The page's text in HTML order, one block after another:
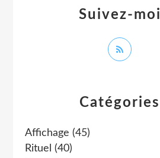
Catégories
Affichage (45)
Rituel (40)
Suivez-moi